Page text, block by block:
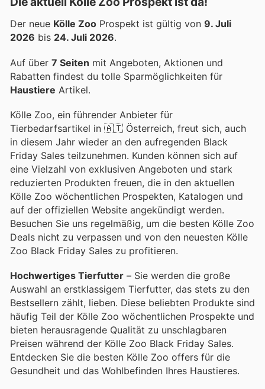
Der neue Kölle Zoo Prospekt ist gültig von 9. Juli
2026 bis 24. Juli 2026.
Auf über 7 Seiten mit Angeboten, Aktionen und
Rabatten findest du tolle Sparmöglichkeiten für
Haustiere Artikel.
Kölle Zoo, ein führender Anbieter für
Tierbedarfsartikel in 🇦🇹 Österreich, freut sich, auch
in diesem Jahr wieder an den aufregenden Black
Friday Sales teilzunehmen. Kunden können sich auf
eine Vielzahl von exklusiven Angeboten und stark
reduzierten Produkten freuen, die in den aktuellen
Kölle Zoo wöchentlichen Prospekten, Katalogen und
auf der offiziellen Website angekündigt werden.
Besuchen Sie uns regelmäßig, um die besten Kölle Zoo
Deals nicht zu verpassen und von den neuesten Kölle
Zoo Black Friday Sales zu profitieren.
Hochwertiges Tierfutter – Sie werden die große
Auswahl an erstklassigem Tierfutter, das stets zu den
Bestsellern zählt, lieben. Diese beliebten Produkte sind
häufig Teil der Kölle Zoo wöchentlichen Prospekte und
bieten herausragende Qualität zu unschlagbaren
Preisen während der Kölle Zoo Black Friday Sales.
Entdecken Sie die besten Kölle Zoo offers für die
Gesundheit und das Wohlbefinden Ihres Haustieres.